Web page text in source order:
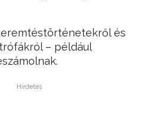
és
– például
Hirdetés